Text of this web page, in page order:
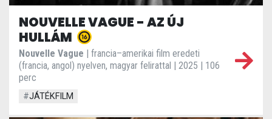
NOUVELLE VAGUE - AZ ÚJ
HULLÁM
Nouvelle Vague | francia–amerikai film eredeti
(francia, angol) nyelven, magyar felirattal | 2025 | 106
perc
#JÁTÉKFILM